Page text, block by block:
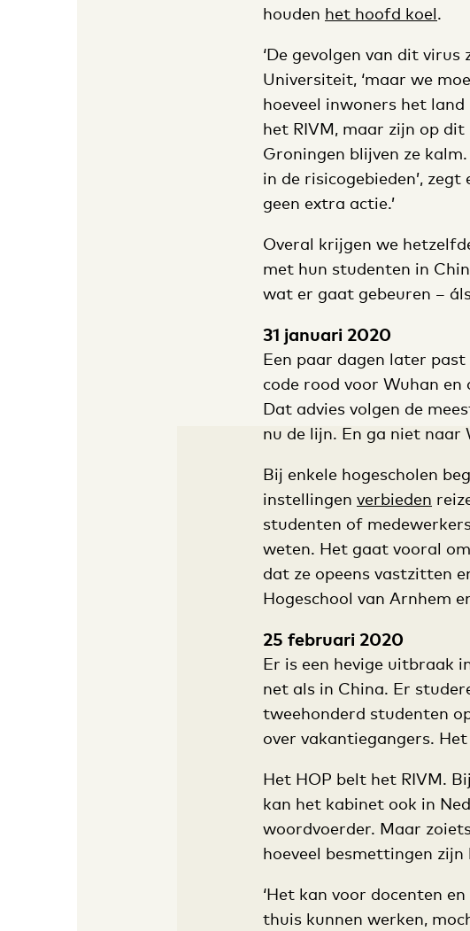
houden het hoofd koel.
‘De gevolgen van dit
Universiteit, ‘maar we
hoeveel inwoners het
het RIVM, maar zijn op
Groningen blijven ze
in de risicogebieden’,
geen extra actie.’
Overal krijgen we
met hun studenten in
wat er gaat gebeuren –
31 januari 2020
Een paar dagen later
code rood voor Wuhan
Dat advies volgen de
nu de lijn. En ga niet naar
Bij enkele hogescholen
instellingen verbieden
studenten of
weten. Het gaat vooral
dat ze opeens vastzitten
Hogeschool van Arnhem
25 februari 2020
Er is een hevige uitbraak
net als in China. Er
tweehonderd studenten
over vakantiegangers.
Het HOP belt het RIVM.
kan het kabinet ook in
woordvoerder. Maar
hoeveel besmettingen zijn
‘Het kan voor docenten
thuis kunnen werken,